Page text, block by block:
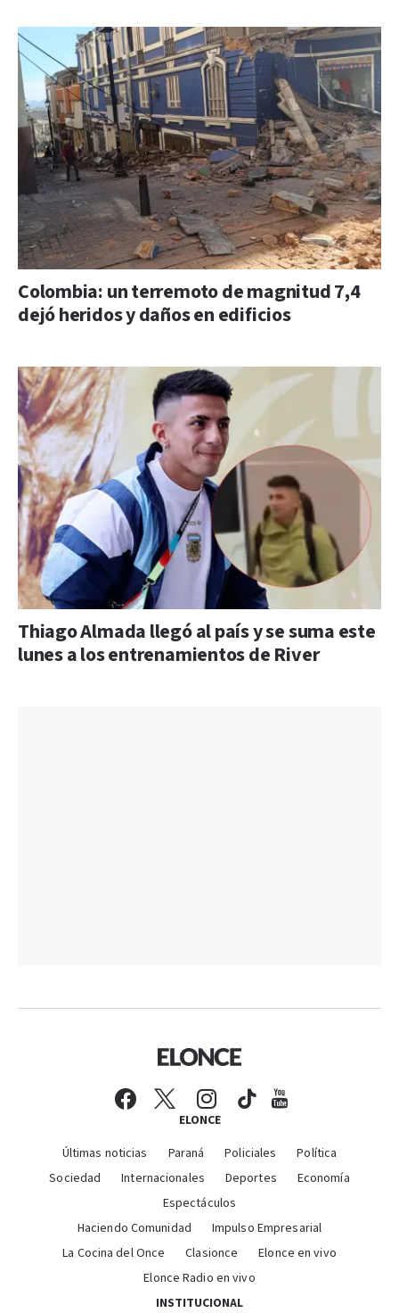
Colombia: un terremoto de magnitud 7,4
dejó heridos y daños en edificios
Thiago Almada llegó al país y se suma este
lunes a los entrenamientos de River
ELONCE
Últimas noticias Paraná Policiales
Política
Sociedad
Internacionales Deportes
Economía
Espectáculos
Haciendo Comunidad
Impulso Empresarial
La Cocina del Once
Clasionce
Elonce en vivo
Elonce Radio en vivo
INSTITUCIONAL